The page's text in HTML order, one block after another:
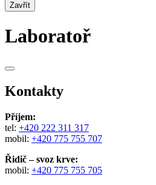
Zavřít
Laboratoř
Kontakty
Příjem:
tel: +420 222 311 317
mobil: +420 775 755 707
Řidič – svoz krve:
mobil: +420 775 755 705